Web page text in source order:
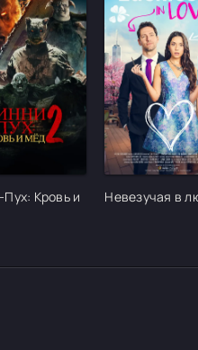
Кровь и
[/
Невезучая в